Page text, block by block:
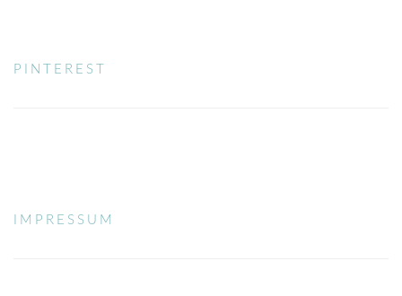
PINTEREST
IMPRESSUM